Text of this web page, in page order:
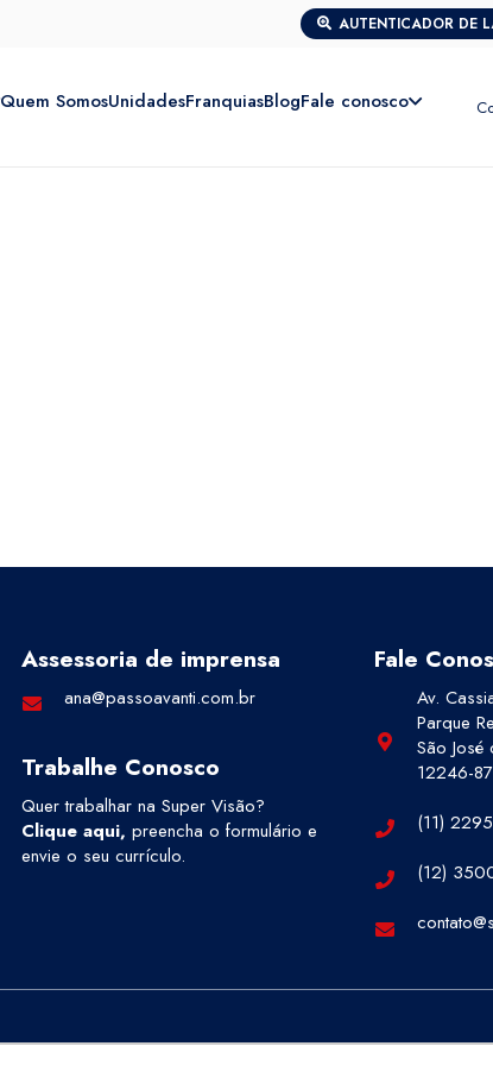
AUTENTICADOR DE
Quem SomosUnidadesFranquiasBlogFale conosco
Assessoria de imprensa
ana@passoavanti.com.br
Trabalhe Conosco
Quer trabalhar na Super Visão?
Clique aqui, preencha o formulário e
envie o seu currículo.
Fale
Av.
Parque
São
12246-
(11)
(12)